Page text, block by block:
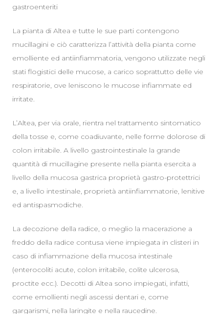
gastroenteriti
La pianta di Altea e tutte le sue parti contengono
mucillagini e ciò caratterizza l’attività della pianta come
emolliente ed antiinfiammatoria, vengono utilizzate negli
stati flogistici delle mucose, a carico soprattutto delle vie
respiratorie, ove leniscono le mucose infiammate ed
irritate.
L’Altea, per via orale, rientra nel trattamento sintomatico
della tosse e, come coadiuvante, nelle forme dolorose di
colon irritabile. A livello gastrointestinale la grande
quantità di mucillagine presente nella pianta esercita a
livello della mucosa gastrica proprietà gastro-protettrici
e, a livello intestinale, proprietà antiinfiammatorie, lenitive
ed antispasmodiche.
La decozione della radice, o meglio la macerazione a
freddo della radice contusa viene impiegata in clisteri in
caso di infiammazione della mucosa intestinale
(enterocoliti acute, colon irritabile, colite ulcerosa,
proctite ecc.). Decotti di Altea sono impiegati, infatti,
come emollienti negli ascessi dentari e, come
gargarismi, nella laringite e nella raucedine.